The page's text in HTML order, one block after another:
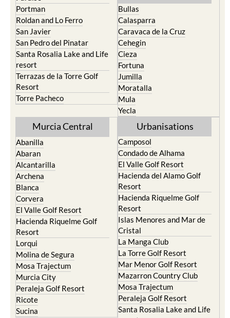
Terrazas de la Torre Golf
Resort
Torre Pacheco
Jumilla
Moratalla
Mula
Yecla
Murcia Central
Abanilla
Abaran
Alcantarilla
Archena
Blanca
Corvera
El Valle Golf Resort
Hacienda Riquelme Golf
Resort
Lorqui
Molina de Segura
Mosa Trajectum
Murcia City
Peraleja Golf Resort
Ricote
Sucina
Urbanisations
Camposol
Condado de Alhama
El Valle Golf Resort
Hacienda del Alamo Golf
Resort
Hacienda Riquelme Golf
Resort
Islas Menores and Mar de
Cristal
La Manga Club
La Torre Golf Resort
Mar Menor Golf Resort
Mazarron Country Club
Mosa Trajectum
Peraleja Golf Resort
Santa Rosalia Lake and Life
resort
Terrazas de la Torre Golf
Resort
La Zenia
Lomas de Cabo Roig
Important Topics: